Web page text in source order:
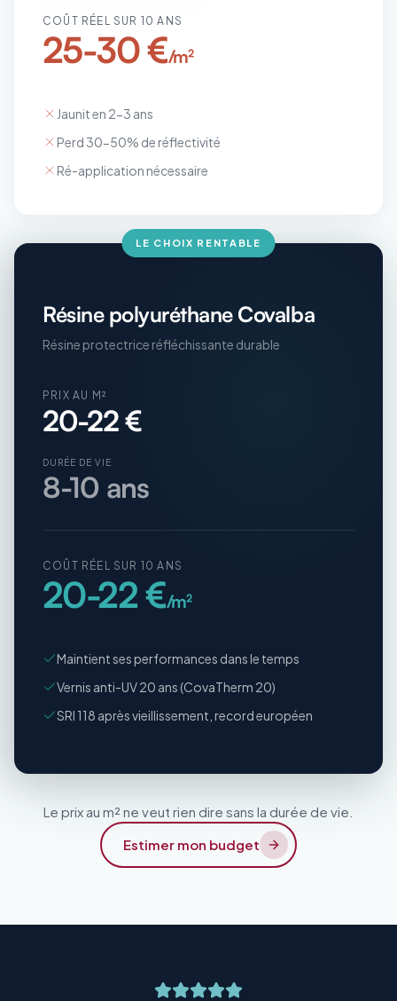
COÛT RÉEL SUR 10 ANS
25-30 €/m²
Jaunit en 2-3 ans
Perd 30-50% de réflectivité
Ré-application nécessaire
LE CHOIX RENTABLE
Résine polyuréthane Covalba
Résine protectrice réfléchissante durable
PRIX AU M²
20-22 €
DURÉE DE VIE
8-10 ans
COÛT RÉEL SUR 10 ANS
20-22 €/m²
Maintient ses performances dans le temps
Vernis anti-UV 20 ans (CovaTherm 20)
SRI 118 après vieillissement, record européen
Le prix au m² ne veut rien dire sans la durée de vie.
Estimer mon budget